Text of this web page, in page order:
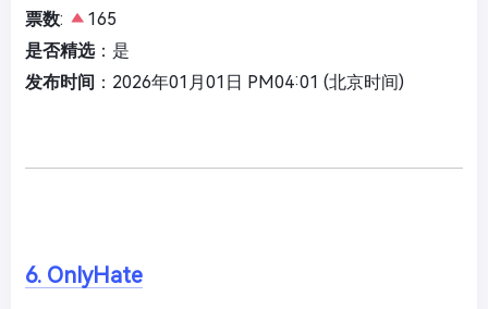
票数:
165
是否精选：是
发布时间 ：2026年01月01日 PM04:01 (北京时间)
6. OnlyHate